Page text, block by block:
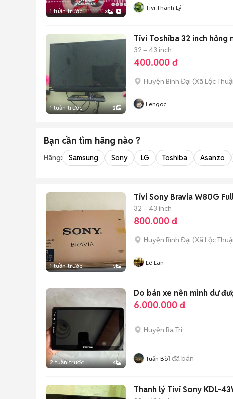
1 tuần trước 3 Tivi Thanh Lý
1 tuần trước 2
Tivi Toshiba 32 inch hỏng
32 – 43 inch
400.000 đ
Huyện Bình Đại (Xã Lộc
Lengoc
Bạn cần tìm hãng nào ?
Hãng: Samsung Sony LG Toshiba Asanzo
1 tuần trước 3
Tivi Sony Bravia W80G
32 – 43 inch
800.000 đ
Huyện Bình Đại (Xã Lộc
Lê Lan
2 tuần trước 4
Do bán xe nên mình dư
6.000.000 đ
Huyện Ba Tri
Tuấn Bò1 đã bán
Thanh lý Tivi Sony KDL-